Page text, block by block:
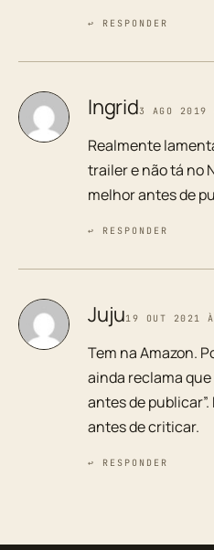
↩ RESPONDER
Ingrid3 AGO 2019
Realmente
trailer e não tá no
melhor antes de
↩ RESPONDER
Juju19 OUT 2021
Tem na Amazon.
ainda reclama
antes de
antes de criticar.
↩ RESPONDER